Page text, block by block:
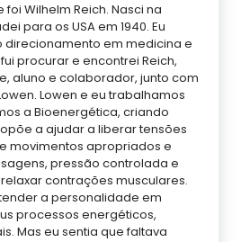
Wilhelm Reich. Nasci na
para os USA em 1940. Eu
direcionamento em medicina e
procurar e encontrei Reich,
aluno e colaborador, junto com
Lowen e eu trabalhamos
a Bioenergética, criando
a ajudar a liberar tensões
movimentos apropriados e
pressão controlada e
contrações musculares.
a personalidade em
processos energéticos,
Mas eu sentia que faltava